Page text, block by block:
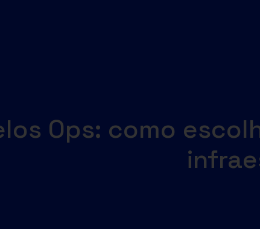
CASES
Ops: como